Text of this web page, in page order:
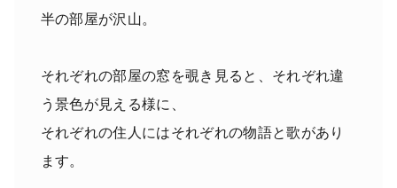
半の部屋が沢山。
それぞれの部屋の窓を覗き見ると、それぞれ違
う景色が見える様に、
それぞれの住人にはそれぞれの物語と歌があり
ます。